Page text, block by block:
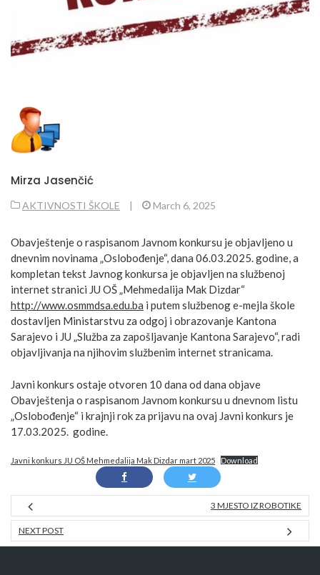
Mirza Jasenčić
AKTIVNOSTI ŠKOLE | March 6, 2025
Obavještenje o raspisanom Javnom konkursu je objavljeno u
dnevnim novinama „Oslobođenje“, dana 06.03.2025. godine, a
kompletan tekst Javnog konkursa je objavljen na službenoj
internet stranici JU OŠ „Mehmedalija Mak Dizdar“
http://www.osmmdsa.edu.ba i putem službenog e-mejla škole
dostavljen Ministarstvu za odgoj i obrazovanje Kantona
Sarajevo i JU „Služba za zapošljavanje Kantona Sarajevo“, radi
objavljivanja na njihovim službenim internet stranicama.
Javni konkurs ostaje otvoren 10 dana od dana objave
Obavještenja o raspisanom Javnom konkursu u dnevnom listu
„Oslobođenje“ i krajnji rok za prijavu na ovaj Javni konkurs je
17.03.2025. godine.
Javni konkurs JU OŠ Mehmedalija Mak Dizdar mart 2025 Download
3 MJESTO IZ ROBOTIKE
NEXT POST